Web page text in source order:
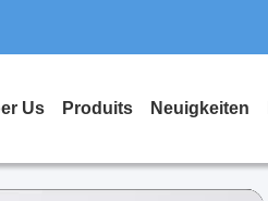
Us Produits Neuigkeiten